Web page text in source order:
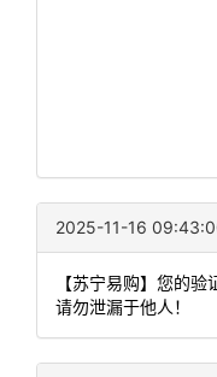
2025-11-16
【苏宁易购】您的
请勿泄漏于他人！